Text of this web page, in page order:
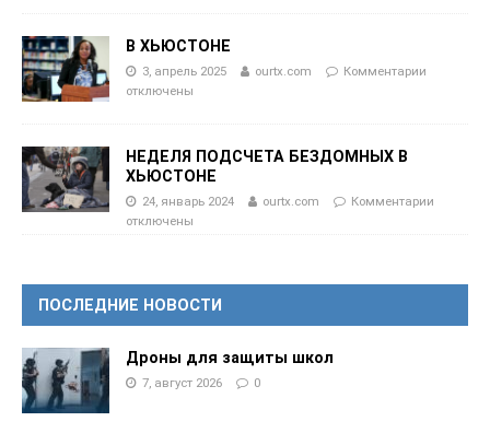
В ХЬЮСТОНЕ
3, апрель 2025 ourtx.com
Комментарии
отключены
НЕДЕЛЯ ПОДСЧЕТА БЕЗДОМНЫХ В
ХЬЮСТОНЕ
24, январь 2024 ourtx.com
Комментарии
отключены
ПОСЛЕДНИЕ НОВОСТИ
Дроны для защиты школ
7, август 2026 0